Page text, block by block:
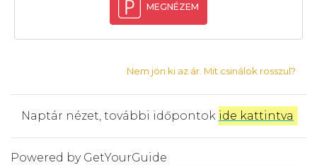
MEGNÉZEM
Nem jön ki az ár. Mit csinálok rosszul?
Naptár nézet, további időpontok ide kattintva
Powered by GetYourGuide